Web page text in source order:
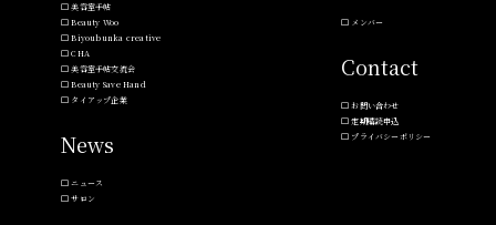
美容室手帖
Beauty Woo
Biyoubunka creative
CHA
美容室手帖交流会
Beauty Save Hand
タイアップ企業
News
ニュース
サロン
メンバー
Contact
お問い合わせ
定期購読申込
プライバシーポリシー